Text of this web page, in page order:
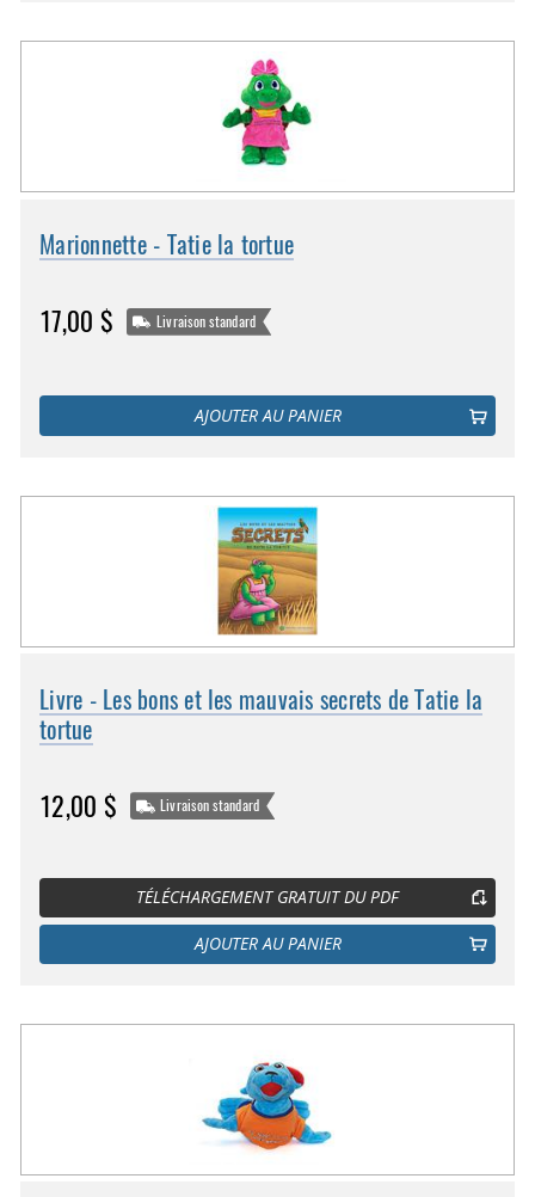
Marionnette - Tatie la tortue
17,00 $ Livraison standard
AJOUTER AU PANIER
Livre - Les bons et les mauvais secrets de Tatie la
tortue
12,00 $ Livraison standard
TÉLÉCHARGEMENT GRATUIT DU PDF
AJOUTER AU PANIER